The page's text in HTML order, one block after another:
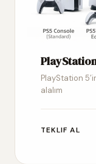
PlayStation
alalım
TEKLIF AL